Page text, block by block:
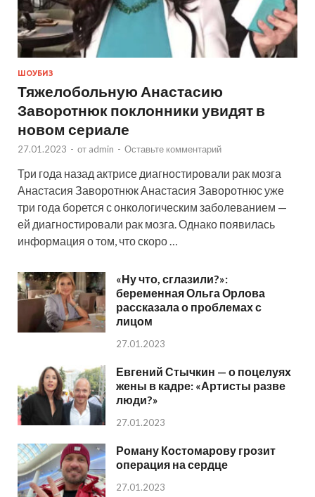
ШОУБИЗ
Тяжелобольную Анастасию
Заворотнюк поклонники увидят в
новом сериале
27.01.2023 - от admin - Оставьте комментарий
Три года назад актрисе диагностировали рак мозга
Анастасия Заворотнюк Анастасия Заворотнюс уже
три года борется с онкологическим заболеванием —
ей диагностировали рак мозга. Однако появилась
информация о том, что скоро …
«Ну что, сглазили?»:
беременная Ольга Орлова
рассказала о проблемах с
лицом
27.01.2023
Евгений Стычкин — о поцелуях
жены в кадре: «Артисты разве
люди?»
27.01.2023
Роману Костомарову грозит
операция на сердце
27.01.2023